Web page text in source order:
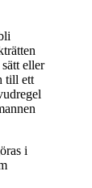
eller
till ett
i